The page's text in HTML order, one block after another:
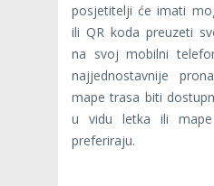
posjetitelji će imati
ili QR koda preuzeti
na svoj mobilni
najjednostavnije
mape trasa biti
u vidu letka ili
preferiraju.